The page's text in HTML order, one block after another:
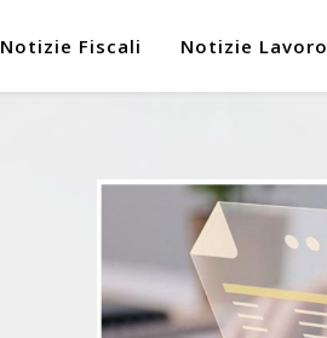
Notizie Fiscali Notizie Lavoro